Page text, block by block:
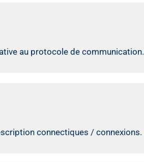
au protocole de communication.
connectiques / connexions.